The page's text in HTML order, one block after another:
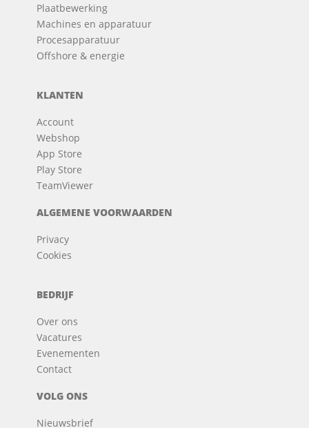
Plaatbewerking
Machines en apparatuur
Procesapparatuur
Offshore & energie
KLANTEN
Account
Webshop
App Store
Play Store
TeamViewer
ALGEMENE VOORWAARDEN
Privacy
Cookies
BEDRIJF
Over ons
Vacatures
Evenementen
Contact
VOLG ONS
Nieuwsbrief